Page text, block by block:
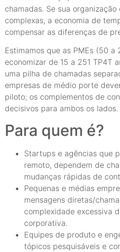
chamadas. Se sua
complexas, a economia de
compensar as diferenças de
Estimamos que as PMEs (50 a
economizar de 15 a 251 TP4T
uma pilha de chamadas
empresas de médio porte
piloto; os complementos de
decisivos para ambos os lados.
Para quem é?
Startups e agências que
remoto, dependem de
mudanças rápidas de
Pequenas e médias
mensagens diretas/
complexidade excessiva
corporativa.
Equipes de produto e
tópicos pesquisáveis e